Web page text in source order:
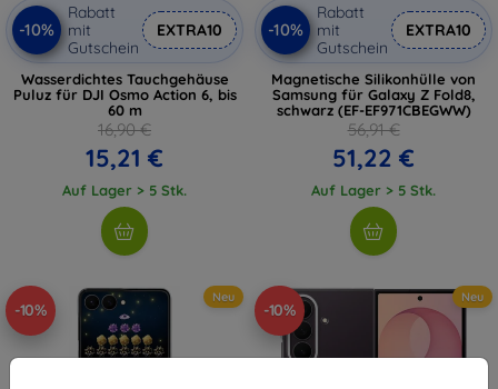
-10%
Rabatt
mit
Gutschein
EXTRA10
Wasserdichtes Tauchgehäuse
Puluz für DJI Osmo Action 6, bis
60 m
16,90 €
15,21 €
Auf Lager > 5 Stk.
-10%
Rabatt
mit
Gutschein
EXTRA10
Magnetische Silikonhülle von
Samsung für Galaxy Z Fold8,
schwarz (EF-EF971CBEGWW)
56,91 €
51,22 €
Auf Lager > 5 Stk.
-10%
Neu
-10%
Neu